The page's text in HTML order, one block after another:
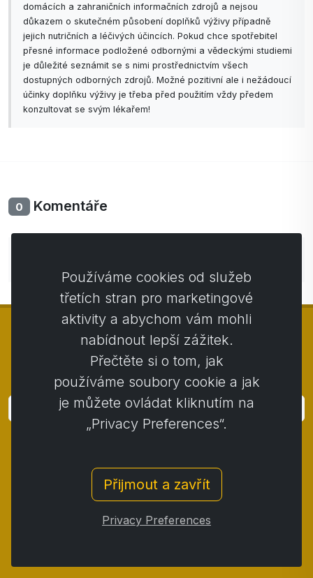
domácích a zahraničních informačních zdrojů a nejsou
důkazem o skutečném působení doplňků výživy případně
jejich nutričních a léčivých účincích. Pokud chce spotřebitel
přesné informace podložené odbornými a vědeckými studiemi
je důležité seznámit se s nimi prostřednictvím všech
dostupných odborných zdrojů. Možné pozitivní ale i nežádoucí
účinky doplňku výživy je třeba před použitím vždy předem
konzultovat se svým lékařem!
0 Komentáře
© Copyright 2014 - 2026 Activstar
Kontakt / Obchodní podmínky
Ochrana osobních údajů
/ Reklamační řád
Reklamační protokol / Odstoupení od smlouvy
Cookies
Používáme cookies od služeb
třetích stran pro marketingové
aktivity a abychom vám mohli
nabídnout lepší zážitek.
Přečtěte si o tom, jak
používáme soubory cookie a jak
je můžete ovládat kliknutím na
„Privacy Preferences“.
Přijmout a zavřít
Privacy Preferences